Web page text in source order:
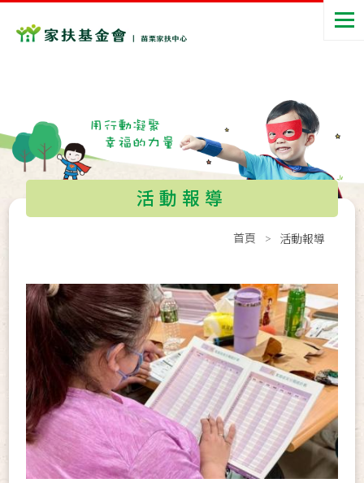
活動報導
首頁 活動報導